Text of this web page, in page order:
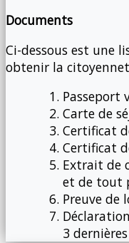
Documents
Ci-dessous est une
obtenir la
Passeport
Carte de
Certificat
Certificat
Extrait de
et de tout
Preuve de
3